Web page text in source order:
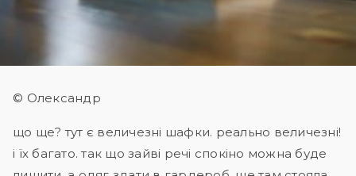
© Олександр
що ще? тут є величезні шафки. реально величезні!
і їх багато. так що зайві речі спокіно можна буде